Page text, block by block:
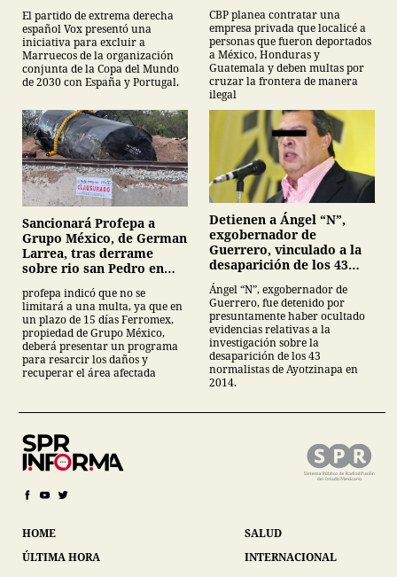
El partido de extrema derecha
español Vox presentó una
iniciativa para excluir a
Marruecos de la organización
conjunta de la Copa del Mundo
de 2030 con España y Portugal.
CBP planea contratar una
empresa privada que localicé a
personas que fueron deportados
a México, Honduras y
Guatemala y deben multas por
cruzar la frontera de manera
ilegal
Sancionará Profepa a
Grupo México, de German
Larrea, tras derrame
sobre rio san Pedro en
profepa indicó que no se
limitará a una multa, ya que en
un plazo de 15 días Ferromex,
propiedad de Grupo México,
deberá presentar un programa
para resarcir los daños y
recuperar el área afectada
Detienen a Ángel “N”,
exgobernador de
Guerrero, vinculado a la
desaparición de los 43
normalistas de
Ayotzinapa
Ángel “N”, exgobernador de
Guerrero, fue detenido por
presuntamente haber ocultado
evidencias relativas a la
investigación sobre la
desaparición de los 43
normalistas de Ayotzinapa en
2014.
HOME
ÚLTIMA HORA
SALUD
INTERNACIONAL